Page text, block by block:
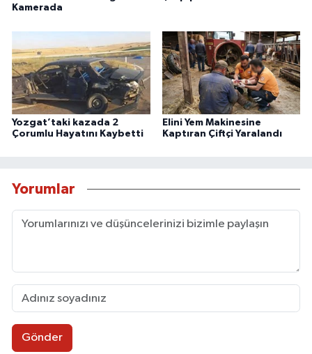
Kamerada
Yozgat’taki kazada 2
Çorumlu Hayatını Kaybetti
Elini Yem Makinesine
Kaptıran Çiftçi Yaralandı
Yorumlar
Gönder